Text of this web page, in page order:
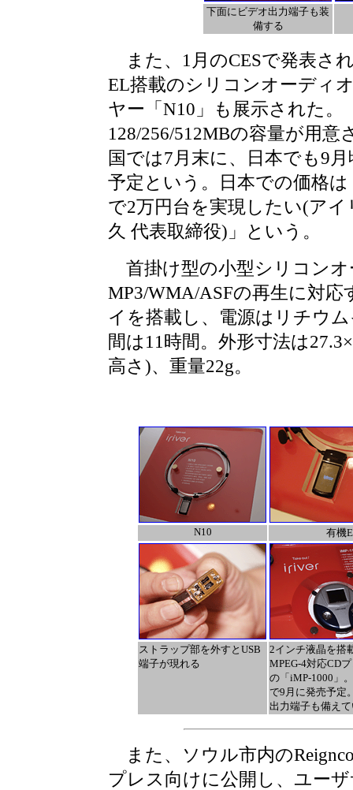
下面にビデオ出力端子も装
備する
また、1月のCESで発表さ
EL搭載のシリコンオーディ
ヤー「N10」も展示された。
128/256/512MBの容量が用意
国では7月末に、日本でも9
予定という。日本での価格は
で2万円台を実現したい(ア
久 代表取締役)」という。
首掛け型の小型シリコン
MP3/WMA/ASFの再生に対
イを搭載し、電源はリチウ
間は11時間。外形寸法は
高さ)、重量22g。
N10 有機
ストラップ部を外すとUSB
端子が現れる
2インチ液晶を搭
MPEG-4対応CD
の「iMP-1000」
で9月に発売予定
出力端子も備え
また、ソウル市内の
プレス向けに公開し、ユー